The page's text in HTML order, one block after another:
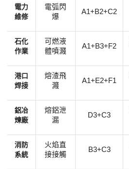
​電力
維修​
電弧閃
爆
A1+B2+C2
​石化
作業​
可燃液
體噴濺
A1+B3+F2
​港口
焊接​
熔渣飛
濺
A1+E2+F1
​鋁冶
煉廠​
熔鋁泄
漏
D3+C3
​消防
系統​
火焰直
接接觸
B3+C3